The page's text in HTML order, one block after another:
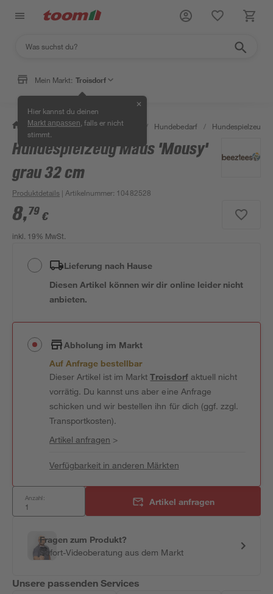
Mein Markt: Troisdorf
Hier kannst du deinen
Markt anpassen , falls er nicht
stimmt.
✕
/ Garten & Freizeit / Tierbedarf / Hundebedarf / Hundespielzeug
Hundespielzeug Maus 'Mousy'
grau 32 cm
Produktdetails | Artikelnummer: 10482528
8,79 €
inkl. 19% MwSt.
Lieferung nach Hause
Diesen Artikel können wir dir online leider nicht
anbieten.
Abholung im Markt
Auf Anfrage bestellbar
Dieser Artikel ist im MarktTroisdorfaktuell nicht
vorrätig. Du kannst uns aber eine Anfrage
schicken und wir bestellen ihn für dich (ggf. zzgl.
Transportkosten).
Artikel anfragen >
Verfügbarkeit in anderen Märkten
Anzahl: Artikel anfragen
Fragen zum Produkt?
Sofort-Videoberatung aus dem Markt
Unsere passenden Services